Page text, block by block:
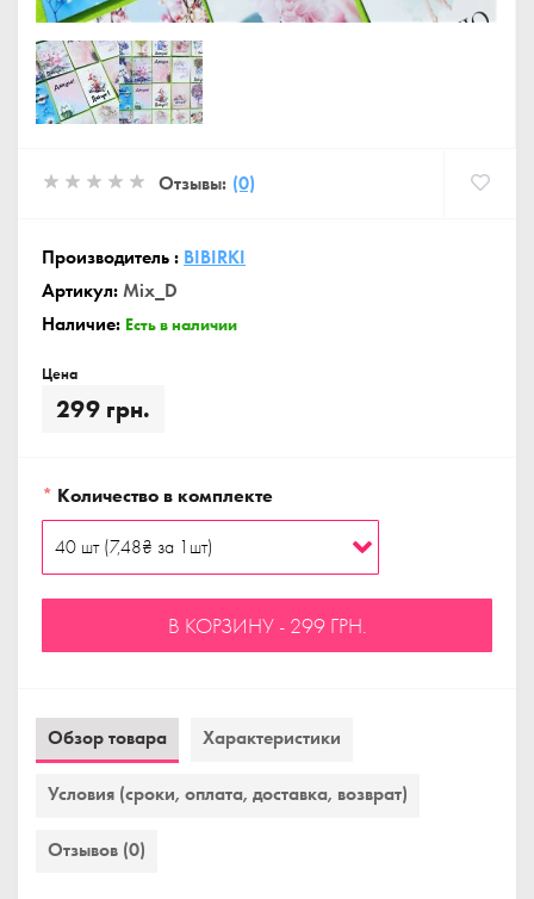
Отзывы: (0)
Производитель : BIBIRKI
Артикул:Mix_D
Наличие: Есть в наличии
Цена
299 грн.
* Количество в комплекте
В КОРЗИНУ - 299 ГРН.
Обзор товара Характеристики
Условия (сроки, оплата, доставка, возврат)
Отзывов (0)